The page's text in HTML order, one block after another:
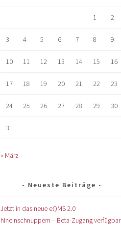
1 2
3 4 5 6 7 8 9
10 11 12 13 14 15 16
17 18 19 20 21 22 23
24 25 26 27 28 29 30
31
« März
Neueste Beiträge
Jetzt in das neue eQMS 2.0
hineinschnuppern – Beta-Zugang verfügbar